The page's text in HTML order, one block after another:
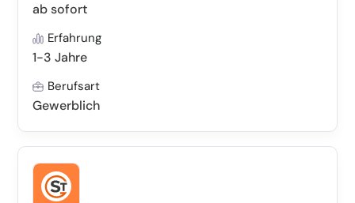
ab sofort
Erfahrung
1-3 Jahre
Berufsart
Gewerblich